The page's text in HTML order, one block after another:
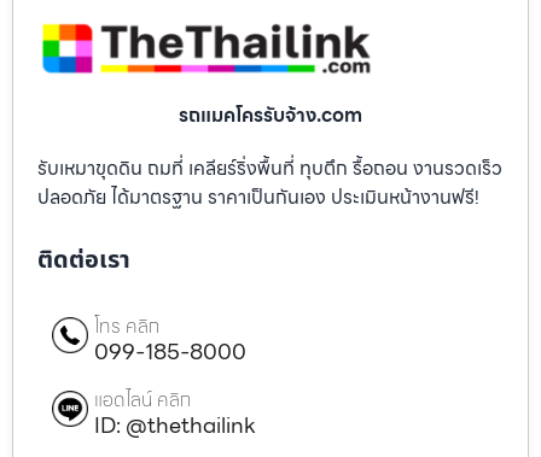
รถแมคโครรับจ้าง.com
รับเหมาขุดดิน ถมที่ เคลียร์ริ่งพื้นที่ ทุบตึก รื้อถอน งานรวดเร็ว
ปลอดภัย ได้มาตรฐาน ราคาเป็นกันเอง ประเมินหน้างานฟรี!
ติดต่อเรา
โทร คลิก
099-185-8000
แอดไลน์ คลิก
ID: @thethailink